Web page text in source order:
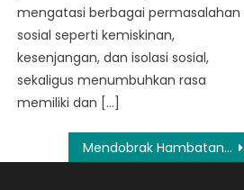
mengatasi berbagai permasalahan
sosial seperti kemiskinan,
kesenjangan, dan isolasi sosial,
sekaligus menumbuhkan rasa
memiliki dan […]
Mendobrak Hambatan: Cara PKH Sulsel Menjembatani Kesenjangan Kesejahteraan Sosial